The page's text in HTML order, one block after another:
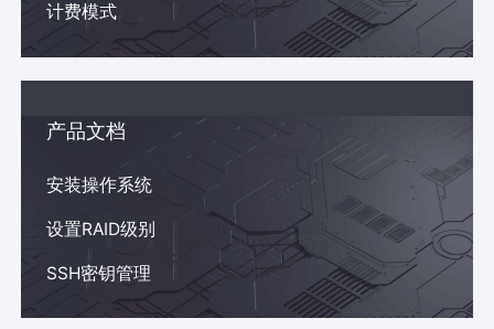
计费模式
产品文档
安装操作系统
设置RAID级别
SSH密钥管理